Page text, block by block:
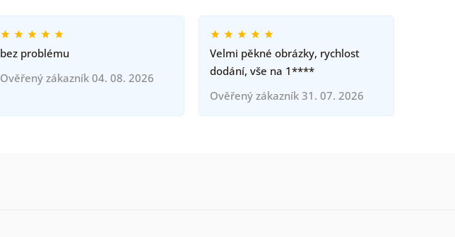
bez problému
Ověřený zákazník 04. 08. 2026
Velmi pěkné obrázky, rychlost
dodání, vše na 1****
Ověřený zákazník 31. 07. 2026